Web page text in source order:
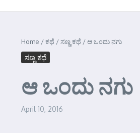
Home /ಕಥೆ /ಸಣ್ಣ ಕಥೆ /ಆ ಒಂದು ನಗು
ಸಣ್ಣ ಕಥೆ
ಆ ಒಂದು ನಗು
April 10, 2016